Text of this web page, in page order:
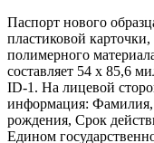
Паспорт нового
пластиковой
полимерного
составляет 54 х 85,6
ID-1. На лицевой
информация: Фамилия,
рождения, Срок
Едином